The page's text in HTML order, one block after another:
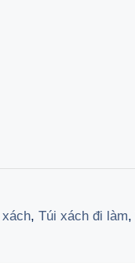
₫.
, Túi xách đi làm,